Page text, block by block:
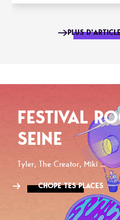
PLUS
FESTIVAL
SEINE
Tyler, The Creator, Miki ...
CHOPE TES PLACES